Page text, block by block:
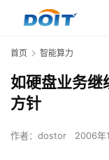
首页 智能算力
如硬盘业务继
方针
作者： dostor 2006年